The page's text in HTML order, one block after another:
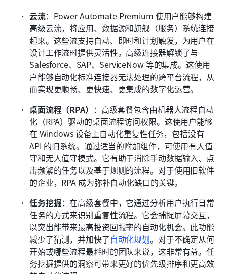
云流：Power Automate Premium 使用户能够构建
高级云流，将应用、数据源和旗舰（服务）系统连接
起来。这些流支持自动、即时和计划触发，为用户在
设计工作流时提供灵活性。高级连接器解锁了与
Salesforce、SAP、ServiceNow 等的集成。这使用
户能够自动化标准连接器无法处理的跨平台流程，从
而实现更顺畅、更快速、更集成的数字化运营。
桌面流程（RPA） ：高级套餐包含由机器人流程自动
化（RPA）驱动的桌面流程访问权限。这使用户能够
在 Windows 设备上自动化重复性任务，包括没有
API 的旧系统。通过适当的附加组件，可使用有人值
守和无人值守模式。它有助于消除手动数据输入、点
击频繁的任务以及基于规则的流程。对于使用旧软件
的企业，RPA 成为弥补自动化缺口的关键。
任务挖掘：在高级套餐中，它通过分析用户执行日常
任务的方式来识别重复性流程。它会捕捉屏幕交互，
以突出能带来最高投资回报率的自动化机会。此功能
减少了猜测，并加快了自动化规划。对于不确定从何
开始或哪些流程最耗时的团队来说，这非常有益。任
务挖掘提供的洞察可带来更好的优先级排序和更高效